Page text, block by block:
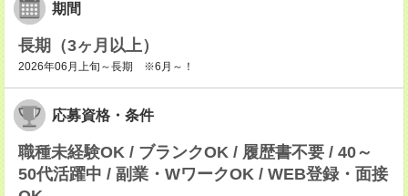
期間
長期（3ヶ月以上）
2026年06月上旬～長期 ※6月～！
応募資格・条件
職種未経験OK / ブランクOK / 履歴書不要 / 40～
50代活躍中 / 副業・WワークOK / WEB登録・面接